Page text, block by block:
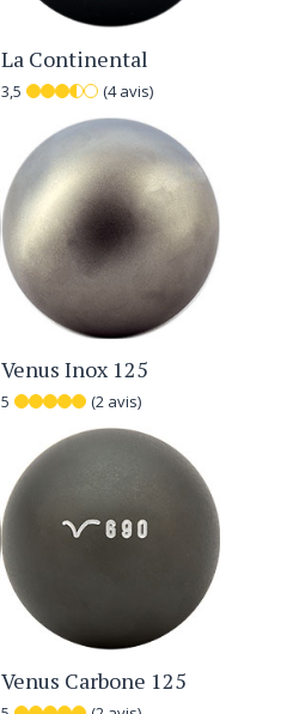
La Continental
3,5 (4 avis)
Venus Inox 125
5 (2 avis)
Venus Carbone 125